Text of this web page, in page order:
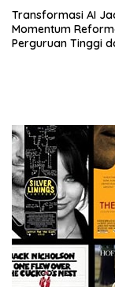
Transformasi AI
Momentum
Perguruan Tinggi